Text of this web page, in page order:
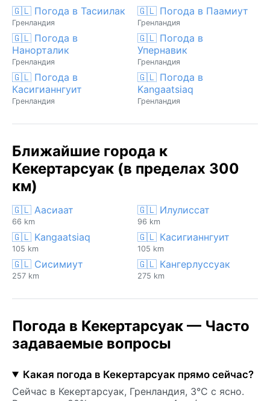
🇬🇱 Погода в Тасиилак
Гренландия
🇬🇱 Погода в Паамиут
Гренландия
🇬🇱 Погода в
Нанорталик
Гренландия
🇬🇱 Погода в
Упернавик
Гренландия
🇬🇱 Погода в
Касигианнгуит
Гренландия
🇬🇱 Погода в
Kangaatsiaq
Гренландия
Ближайшие города к
Кекертарсуак (в пределах 300
км)
🇬🇱 Аасиаат
66 km
🇬🇱 Илулиссат
96 km
🇬🇱 Kangaatsiaq
105 km
🇬🇱 Касигианнгуит
105 km
🇬🇱 Сисимиут
257 km
🇬🇱 Кангерлуссуак
275 km
Погода в Кекертарсуак — Часто
задаваемые вопросы
Какая погода в Кекертарсуак прямо сейчас?
Сейчас в Кекертарсуак, Гренландия, 3°C с ясно.